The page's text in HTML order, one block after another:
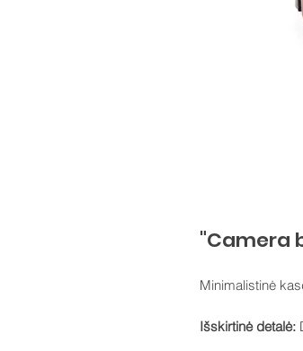
"Camera
Minimalistinė
Išskirtinė detalė: